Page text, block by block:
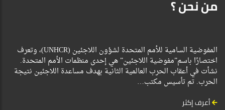
من نحن ؟
المفوضية السامية للأمم المتحدة لشؤون اللاجئين (UNHCR)، وتعرف
اختصارًا باسم”مفوضية اللاجئين” هي إحدى منظمات الأمم المتحدة.
نشأت في أعقاب الحرب العالمية الثانية بهدف مساعدة اللاجئين نتيجة
الحرب. تم تأسيس مكتب…
أعرف إكثر